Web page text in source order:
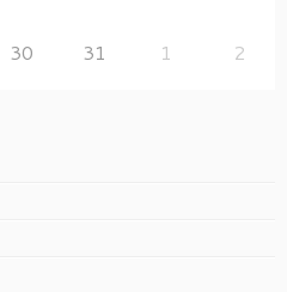
30 31 1 2